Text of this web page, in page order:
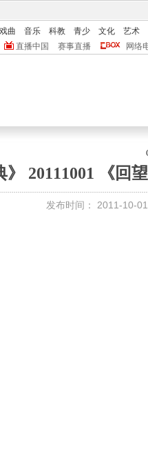
戏曲 音乐 科教 青少 文化
艺术
直播中国 赛事直播 网络
》 20111001 《
发布时间： 2011-10-